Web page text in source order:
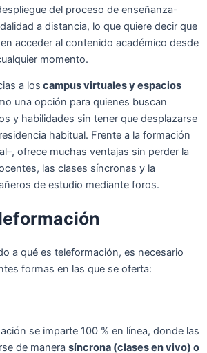
del proceso de enseñanza-
a distancia, lo que quiere decir que
acceder al contenido académico desde
momento.
a los campus virtuales y espacios
una opción para quienes buscan
y habilidades sin tener que desplazarse
habitual. Frente a la formación
ofrece muchas ventajas sin perder la
las clases síncronas y la
de estudio mediante foros.
a qué es teleformación, es necesario
formas en las que se oferta:
se imparte 100 % en línea, donde las
de manera síncrona (clases en vivo) o